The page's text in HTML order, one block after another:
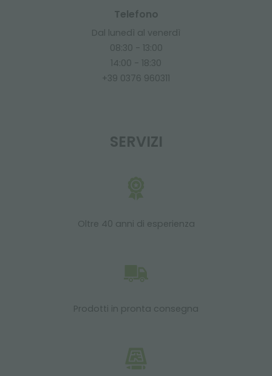
Telefono
Dal lunedì al venerdì
08:30 - 13:00
14:00 - 18:30
+39 0376 960311
SERVIZI
Oltre 40 anni di esperienza
Prodotti in pronta consegna